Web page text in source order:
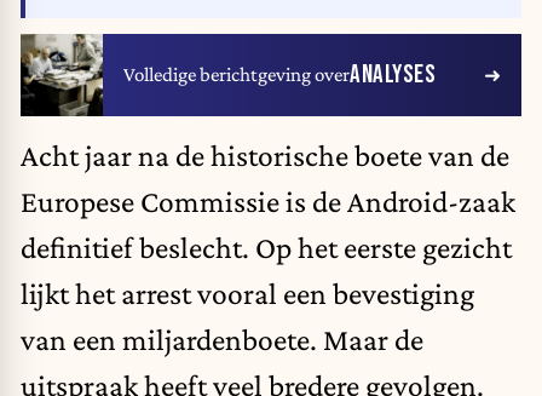
Volledige berichtgeving overANALYSES
Acht jaar na de historische boete van de
Europese Commissie is de Android-zaak
definitief beslecht. Op het eerste gezicht
lijkt het arrest vooral een bevestiging
van een miljardenboete. Maar de
uitspraak heeft veel bredere gevolgen.